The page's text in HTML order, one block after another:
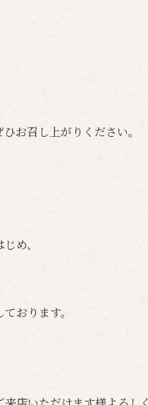
お召し上がりください。
め、
おります。